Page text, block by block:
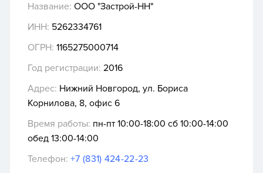
Название: ООО "Застрой-НН"
ИНН: 5262334761
ОГРН: 1165275000714
Год регистрации: 2016
Адрес: Нижний Новгород, ул. Бориса
Корнилова, 8, офис 6
Время работы: пн-пт 10:00-18:00 сб 10:00-14:00
обед 13:00-14:00
Телефон: +7 (831) 424-22-23